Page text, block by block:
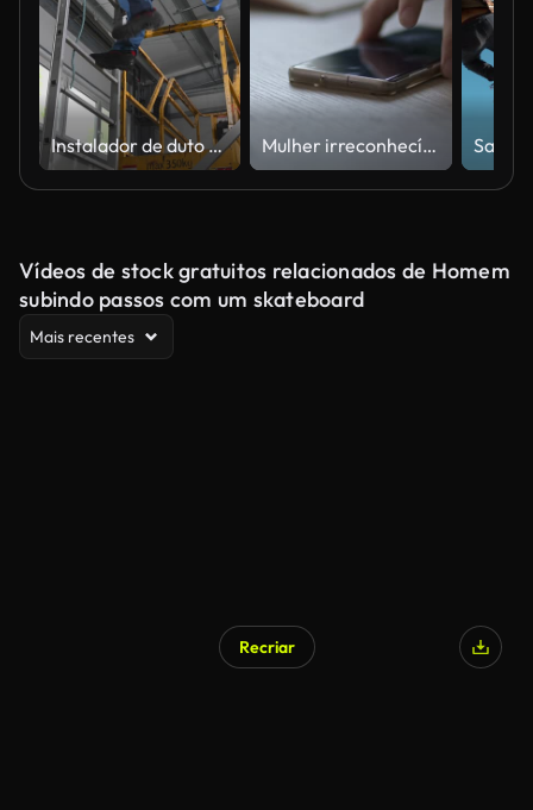
Instalador de duto de ar descendo escada do andaime em cinto de segurança ligado. Mulher irreconhecível respondendo a uma teleconferência, terminando de falar e colocando seu telefone inteligente em uma mesa
Vídeos de stock gratuitos relacionados de Homem
subindo passos com um skateboard
Mais recentes
Recriar